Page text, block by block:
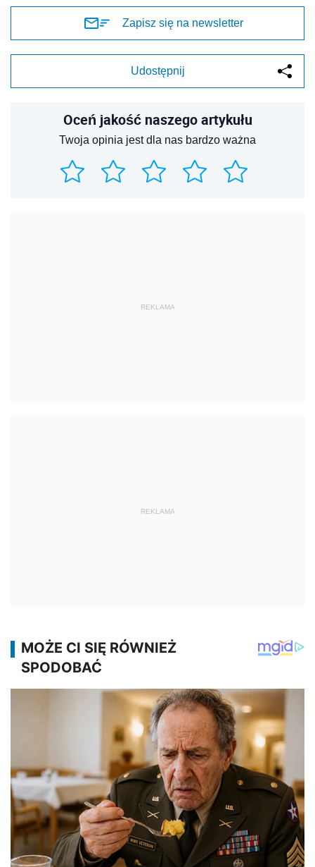
Zapisz się na newsletter
Udostępnij
Oceń jakość naszego artykułu
Twoja opinia jest dla nas bardzo ważna
REKLAMA
REKLAMA